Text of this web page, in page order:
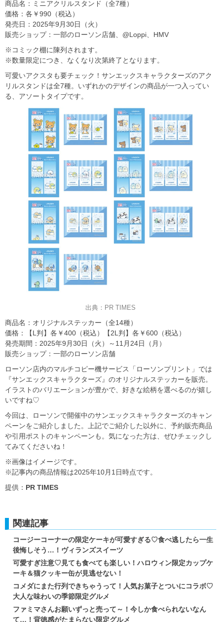
商品名：ミニアクリルスタンド（全7種）
価格：各￥990（税込）
発売日：2025年9月30日（火）
販売ショップ：一部のローソン店舗、@Loppi、HMV
※コミック棚に陳列されます。
※数量限定につき、なくなり次第終了となります。
可愛いアクスタも要チェック！サンエックスキャラクターズのアク
リルスタンドは全7種。いずれかのデザインの商品が一つ入ってい
る、アソートタイプです。
出典：PR TIMES
商品名：オリジナルステッカー（全14種）
価格：【L判】各￥400（税込）【2L判】各￥600（税込）
発売期間：2025年9月30日（火）～11月24日（月）
販売ショップ：一部のローソン店舗
ローソン店内のマルチコピー機サービス「ローソンプリント」では
『サンエックスキャラクターズ』のオリジナルステッカーを販売。
イラストのバリエーションが豊かで、好きな絵柄を選べるのが嬉し
いですね♡
今回は、ローソンで開催中のサンエックスキャラクターズのキャン
ペーンをご紹介しました。上記でご紹介した以外に、予約販売商品
や引用ポストのキャンペーンも。気になった方は、ぜひチェックし
てみてくださいね！
※画像はイメージです。
※記事内の商品情報は2025年10月1日時点です。
提供： PR TIMES
関連記事
コージーコーナーの限定ケーキが可愛すぎる♡食べ逃したら一生
後悔しそう…！ヴィランズスイーツ
可愛すぎ注意♡見ても食べても楽しい！ハロウィン限定カップケ
ーキ＆猫クッキー缶が見逃せない！
コメダにまた行列できちゃうって！人気お菓子とついにコラボ♡
大人な味わいの季節限定グルメ
ファミマさんお願いずっと売って～！今しか食べられないなん
て…！背徳感がたまらない限定グルメ